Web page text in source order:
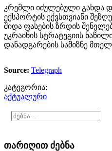
კრემლი იძულებული გახდა
ექსპორტის ექვსთვიანი
შიდა ფასების ზრდის
უკრაინის სტრატეგიის
დანადგარების სამიზნე
Source: Telegraph
კატეგორია:
აქტუალური
თარიღით ძებნა